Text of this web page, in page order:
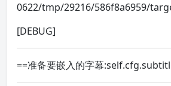
0622/tmp/29216/586f8a6959/
[DEBUG]
==准备要嵌入的字幕